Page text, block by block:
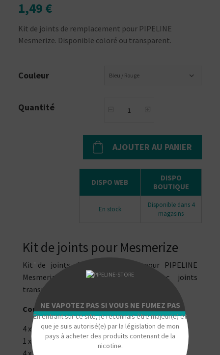
1,49 €
Kit de joints de remplacement pour PIPELINE
Mesmerize. Disponible coloré ou transparent.
Couleur Bleu / Rouge
Quantité
AJOUTER AU PANIER
DISPO WEB
DISPO
BOUTIQUE
En stock
Disponible dans 4
magasins
Kit de joints pour Mesmerize
Kit de joints de remplacement pour PIPELINE
Mesmerize. Disponible au choix avec joints
transparents ou colorés.
Contenu du kit :
4 x Joints pour réservoir
1 x Joint pour top cap
"
NE VAPOTEZ PAS SI VOUS NE FUMEZ PAS
En entrant sur ce site, je reconnais être majeur(e) et
que je suis autorisé(e) par la législation de mon
pays à acheter des produits contenant de la
nicotine.